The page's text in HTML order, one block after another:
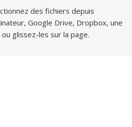
des fichiers depuis
Google Drive, Dropbox, une
ou glissez-les sur la page.